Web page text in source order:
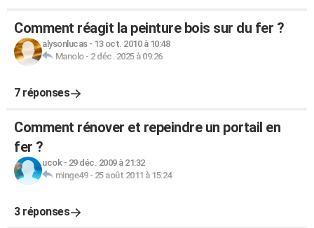
Comment réagit la peinture bois sur du fer ?
alysonlucas- 13 oct. 2010 à 10:48
Manolo- 2 déc. 2025 à 09:26
7 réponses
Comment rénover et repeindre un portail en
fer ?
ucok- 29 déc. 2009 à 21:32
minge49- 25 août 2011 à 15:24
3 réponses